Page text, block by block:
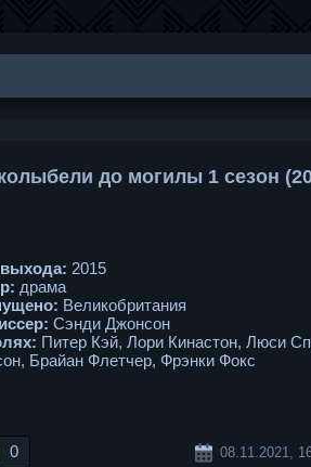
до могилы 1 сезон
2015
драма
Великобритания
Сэнди Джонсон
Питер Кэй, Лори Кинастон, Люси
Брайан Флетчер, Фрэнки Фокс
0 08.11.2021,